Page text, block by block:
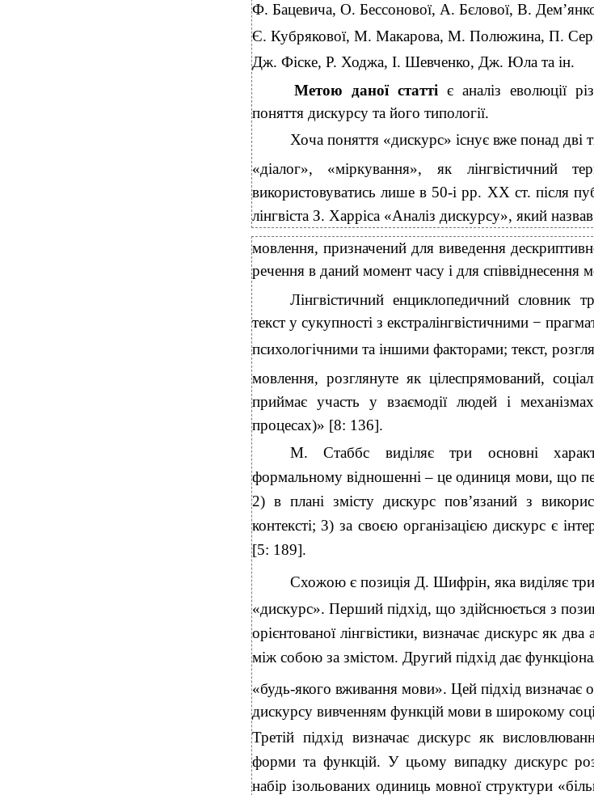
Ф. Бацевича, О. Бессонової, А. Бєлової, В.
Є. Кубрякової, М. Макарова, М. Полюжина, П.
Дж. Фіске, Р. Ходжа, І. Шевченко, Дж. Юла та ін.
Метою даної статті є аналіз еволюції
поняття дискурсу та його типології.
Хоча поняття «дискурс» існує вже понад дві
«діалог», «міркування», як лінгвістичний
використовуватись лише в 50-і рр. XX ст. після
лінгвіста З. Харріса «Аналіз дискурсу», який
мовлення, призначений для виведення
речення в даний момент часу і для співвіднесення
Лінгвістичний енциклопедичний словник
текст у сукупності з екстралінгвістичними −
психологічними та іншими факторами; текст,
мовлення, розглянуте як цілеспрямований,
приймає участь у взаємодії людей і
процесах)» [8: 136].
М. Стаббс виділяє три основні
формальному відношенні – це одиниця мови, що
2) в плані змісту дискурс пов’язаний з
контексті; 3) за своєю організацією дискурс є
[5: 189].
Схожою є позиція Д. Шифрін, яка виділяє
«дискурс». Перший підхід, що здійснюється з
орієнтованої лінгвістики, визначає дискурс як
між собою за змістом. Другий підхід дає
«будь-якого вживання мови». Цей підхід визначає
дискурсу вивченням функцій мови в широкому
Третій підхід визначає дискурс як
форми та функцій. У цьому випадку дискурс
набір ізольованих одиниць мовної структури